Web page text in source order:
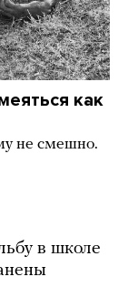
как
не смешно.
в школе